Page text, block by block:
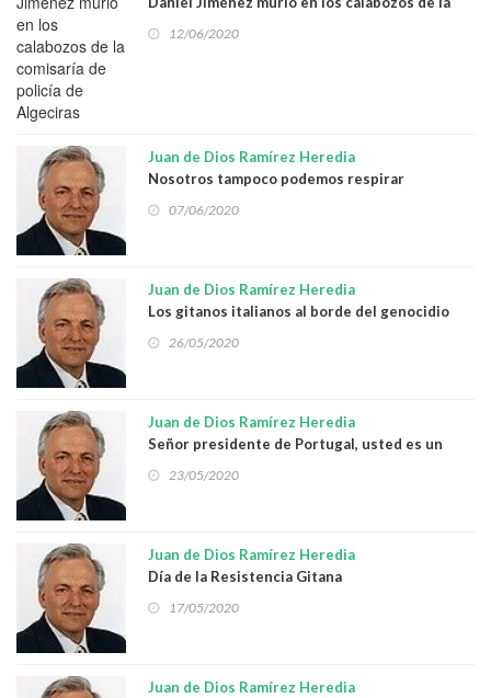
comisaría de policía de Algeciras
12/06/2020
Juan de Dios Ramírez Heredia
Nosotros tampoco podemos respirar
07/06/2020
Juan de Dios Ramírez Heredia
Los gitanos italianos al borde del genocidio
26/05/2020
Juan de Dios Ramírez Heredia
Señor presidente de Portugal, usted es un
hombre valiente
23/05/2020
Juan de Dios Ramírez Heredia
Día de la Resistencia Gitana
17/05/2020
Juan de Dios Ramírez Heredia